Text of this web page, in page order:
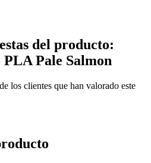
del producto:
Pale Salmon
los clientes que han valorado este